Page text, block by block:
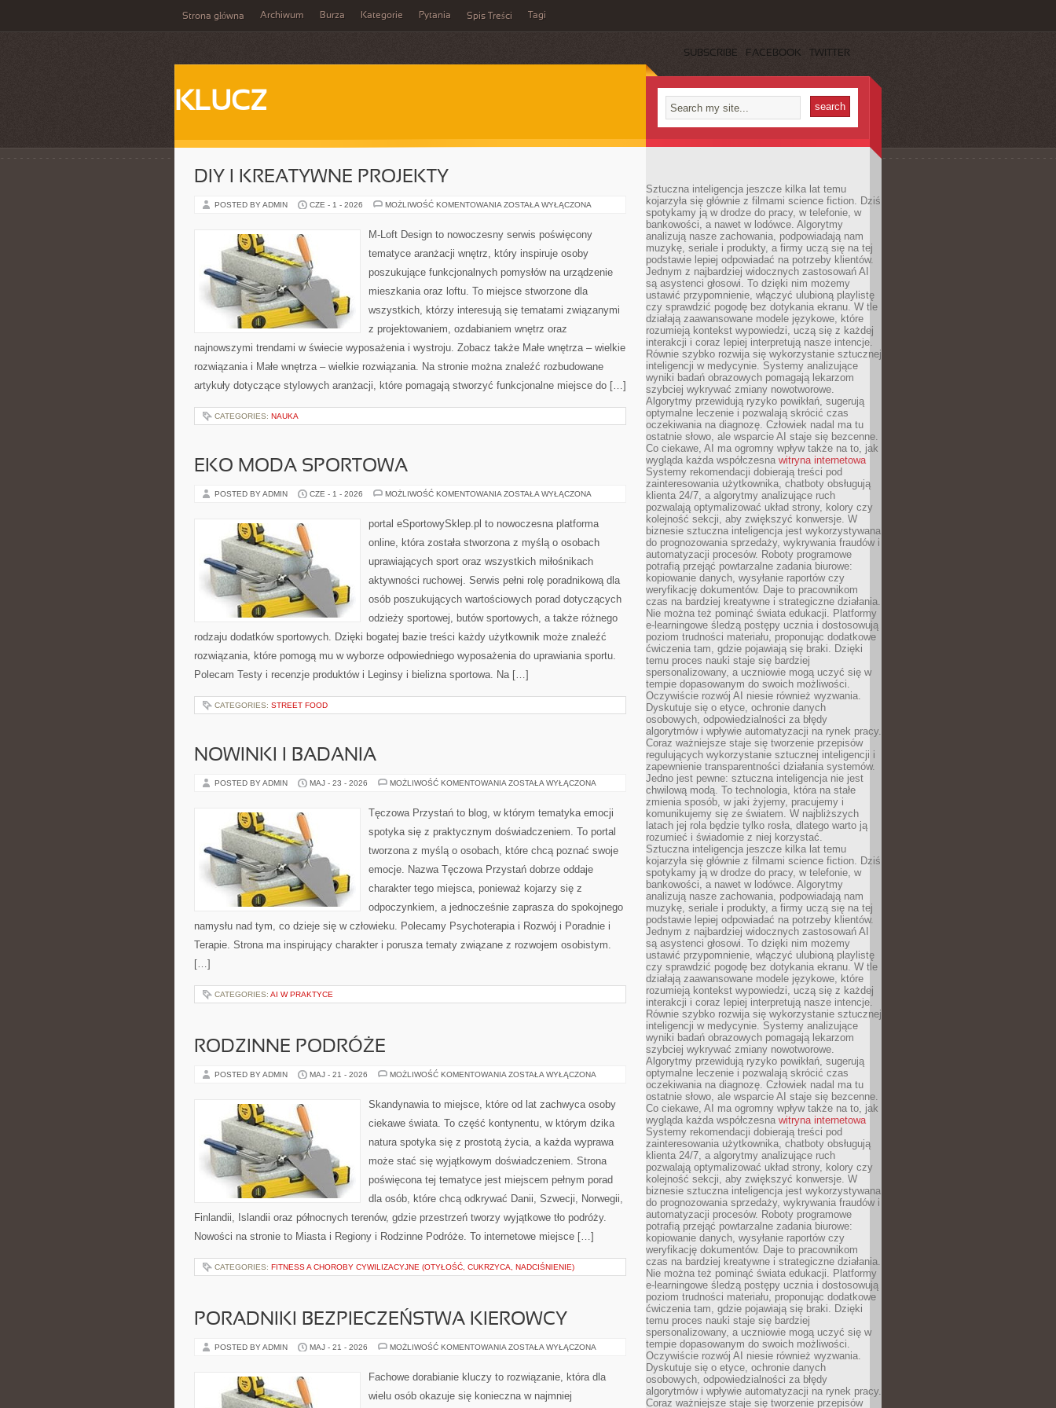
Strona główna Archiwum Burza Kategorie Pytania Spis Treści Tagi
SUBSCRIBE FACEBOOK TWITTER
KLUCZ
DIY I KREATYWNE PROJEKTY
POSTED BY ADMIN CZE - 1 - 2026 MOŻLIWOŚĆ KOMENTOWANIA DIY
PROJEKTY
ZOSTAŁA WYŁĄCZONA
M-Loft Design to nowoczesny serwis poświęcony
tematyce aranżacji wnętrz, który inspiruje osoby
poszukujące funkcjonalnych pomysłów na urządzenie
mieszkania oraz loftu. To miejsce stworzone dla
wszystkich, którzy interesują się tematami związanymi
z projektowaniem, ozdabianiem wnętrz oraz
najnowszymi trendami w świecie wyposażenia i wystroju. Zobacz także Małe wnętrza – wielkie
rozwiązania i Małe wnętrza – wielkie rozwiązania. Na stronie można znaleźć rozbudowane
artykuły dotyczące stylowych aranżacji, które pomagają stworzyć funkcjonalne miejsce do […]
CATEGORIES: NAUKA
EKO MODA SPORTOWA
POSTED BY ADMIN CZE - 1 - 2026 MOŻLIWOŚĆ KOMENTOWANIA EKO
ZOSTAŁA WYŁĄCZONA
portal eSportowySklep.pl to nowoczesna platforma
online, która została stworzona z myślą o osobach
uprawiających sport oraz wszystkich miłośnikach
aktywności ruchowej. Serwis pełni rolę poradnikową dla
osób poszukujących wartościowych porad dotyczących
odzieży sportowej, butów sportowych, a także różnego
rodzaju dodatków sportowych. Dzięki bogatej bazie treści każdy użytkownik może znaleźć
rozwiązania, które pomogą mu w wyborze odpowiedniego wyposażenia do uprawiania sportu.
Polecam Testy i recenzje produktów i Leginsy i bielizna sportowa. Na […]
CATEGORIES: STREET FOOD
NOWINKI I BADANIA
POSTED BY ADMIN MAJ - 23 - 2026 MOŻLIWOŚĆ KOMENTOWANIA NOWINKI
ZOSTAŁA WYŁĄCZONA
Tęczowa Przystań to blog, w którym tematyka emocji
spotyka się z praktycznym doświadczeniem. To portal
tworzona z myślą o osobach, które chcą poznać swoje
emocje. Nazwa Tęczowa Przystań dobrze oddaje
charakter tego miejsca, ponieważ kojarzy się z
odpoczynkiem, a jednocześnie zaprasza do spokojnego
namysłu nad tym, co dzieje się w człowieku. Polecamy Psychoterapia i Rozwój i Poradnie i
Terapie. Strona ma inspirujący charakter i porusza tematy związane z rozwojem osobistym.
[…]
CATEGORIES: AI W PRAKTYCE
RODZINNE PODRÓŻE
POSTED BY ADMIN MAJ - 21 - 2026 MOŻLIWOŚĆ KOMENTOWANIA RODZINNE
ZOSTAŁA WYŁĄCZONA
Skandynawia to miejsce, które od lat zachwyca osoby
ciekawe świata. To część kontynentu, w którym dzika
natura spotyka się z prostotą życia, a każda wyprawa
może stać się wyjątkowym doświadczeniem. Strona
poświęcona tej tematyce jest miejscem pełnym porad
dla osób, które chcą odkrywać Danii, Szwecji, Norwegii,
Finlandii, Islandii oraz północnych terenów, gdzie przestrzeń tworzy wyjątkowe tło podróży.
Nowości na stronie to Miasta i Regiony i Rodzinne Podróże. To internetowe miejsce […]
CATEGORIES: FITNESS A CHOROBY CYWILIZACYJNE (OTYŁOŚĆ, CUKRZYCA, NADCIŚNIENIE)
PORADNIKI BEZPIECZEŃSTWA KIEROWCY
POSTED BY ADMIN MAJ - 21 - 2026 MOŻLIWOŚĆ KOMENTOWANIA PORADNIKI
ZOSTAŁA WYŁĄCZONA
Fachowe dorabianie kluczy to rozwiązanie, która dla
wielu osób okazuje się konieczna w najmniej
Sztuczna inteligencja jeszcze kilka lat temu
kojarzyła się głównie z filmami science fiction. Dziś
spotykamy ją w drodze do pracy, w telefonie, w
bankowości, a nawet w lodówce. Algorytmy
analizują nasze zachowania, podpowiadają nam
muzykę, seriale i produkty, a firmy uczą się na tej
podstawie lepiej odpowiadać na potrzeby klientów.
Jednym z najbardziej widocznych zastosowań AI
są asystenci głosowi. To dzięki nim możemy
ustawić przypomnienie, włączyć ulubioną playlistę
czy sprawdzić pogodę bez dotykania ekranu. W tle
działają zaawansowane modele językowe, które
rozumieją kontekst wypowiedzi, uczą się z każdej
interakcji i coraz lepiej interpretują nasze intencje.
Równie szybko rozwija się wykorzystanie sztucznej
inteligencji w medycynie. Systemy analizujące
wyniki badań obrazowych pomagają lekarzom
szybciej wykrywać zmiany nowotworowe.
Algorytmy przewidują ryzyko powikłań, sugerują
optymalne leczenie i pozwalają skrócić czas
oczekiwania na diagnozę. Człowiek nadal ma tu
ostatnie słowo, ale wsparcie AI staje się bezcenne.
Co ciekawe, AI ma ogromny wpływ także na to, jak
wygląda każda współczesna witryna internetowa
Systemy rekomendacji dobierają treści pod
zainteresowania użytkownika, chatboty obsługują
klienta 24/7, a algorytmy analizujące ruch
pozwalają optymalizować układ strony, kolory czy
kolejność sekcji, aby zwiększyć konwersje. W
biznesie sztuczna inteligencja jest wykorzystywana
do prognozowania sprzedaży, wykrywania fraudów i
automatyzacji procesów. Roboty programowe
potrafią przejąć powtarzalne zadania biurowe:
kopiowanie danych, wysyłanie raportów czy
weryfikację dokumentów. Daje to pracownikom
czas na bardziej kreatywne i strategiczne działania.
Nie można też pominąć świata edukacji. Platformy
e-learningowe śledzą postępy ucznia i dostosowują
poziom trudności materiału, proponując dodatkowe
ćwiczenia tam, gdzie pojawiają się braki. Dzięki
temu proces nauki staje się bardziej
spersonalizowany, a uczniowie mogą uczyć się w
tempie dopasowanym do swoich możliwości.
Oczywiście rozwój AI niesie również wyzwania.
Dyskutuje się o etyce, ochronie danych
osobowych, odpowiedzialności za błędy
algorytmów i wpływie automatyzacji na rynek pracy.
Coraz ważniejsze staje się tworzenie przepisów
regulujących wykorzystanie sztucznej inteligencji i
zapewnienie transparentności działania systemów.
Jedno jest pewne: sztuczna inteligencja nie jest
chwilową modą. To technologia, która na stałe
zmienia sposób, w jaki żyjemy, pracujemy i
komunikujemy się ze światem. W najbliższych
latach jej rola będzie tylko rosła, dlatego warto ją
rozumieć i świadomie z niej korzystać.
Sztuczna inteligencja jeszcze kilka lat temu
kojarzyła się głównie z filmami science fiction. Dziś
spotykamy ją w drodze do pracy, w telefonie, w
bankowości, a nawet w lodówce. Algorytmy
analizują nasze zachowania, podpowiadają nam
muzykę, seriale i produkty, a firmy uczą się na tej
podstawie lepiej odpowiadać na potrzeby klientów.
Jednym z najbardziej widocznych zastosowań AI
są asystenci głosowi. To dzięki nim możemy
ustawić przypomnienie, włączyć ulubioną playlistę
czy sprawdzić pogodę bez dotykania ekranu. W tle
działają zaawansowane modele językowe, które
rozumieją kontekst wypowiedzi, uczą się z każdej
interakcji i coraz lepiej interpretują nasze intencje.
Równie szybko rozwija się wykorzystanie sztucznej
inteligencji w medycynie. Systemy analizujące
wyniki badań obrazowych pomagają lekarzom
szybciej wykrywać zmiany nowotworowe.
Algorytmy przewidują ryzyko powikłań, sugerują
optymalne leczenie i pozwalają skrócić czas
oczekiwania na diagnozę. Człowiek nadal ma tu
ostatnie słowo, ale wsparcie AI staje się bezcenne.
Co ciekawe, AI ma ogromny wpływ także na to, jak
wygląda każda współczesna witryna internetowa
Systemy rekomendacji dobierają treści pod
zainteresowania użytkownika, chatboty obsługują
klienta 24/7, a algorytmy analizujące ruch
pozwalają optymalizować układ strony, kolory czy
kolejność sekcji, aby zwiększyć konwersje. W
biznesie sztuczna inteligencja jest wykorzystywana
do prognozowania sprzedaży, wykrywania fraudów i
automatyzacji procesów. Roboty programowe
potrafią przejąć powtarzalne zadania biurowe:
kopiowanie danych, wysyłanie raportów czy
weryfikację dokumentów. Daje to pracownikom
czas na bardziej kreatywne i strategiczne działania.
Nie można też pominąć świata edukacji. Platformy
e-learningowe śledzą postępy ucznia i dostosowują
poziom trudności materiału, proponując dodatkowe
ćwiczenia tam, gdzie pojawiają się braki. Dzięki
temu proces nauki staje się bardziej
spersonalizowany, a uczniowie mogą uczyć się w
tempie dopasowanym do swoich możliwości.
Oczywiście rozwój AI niesie również wyzwania.
Dyskutuje się o etyce, ochronie danych
osobowych, odpowiedzialności za błędy
algorytmów i wpływie automatyzacji na rynek pracy.
Coraz ważniejsze staje się tworzenie przepisów